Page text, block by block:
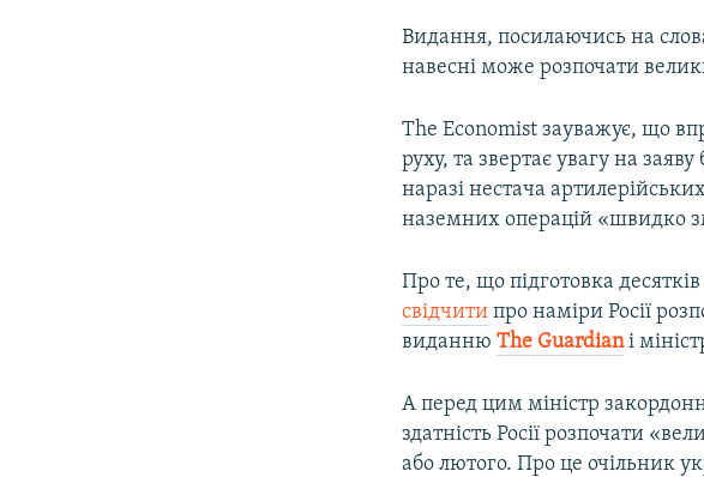
Видання, посилаючись на
навесні може розпочати
The Economist зауважує, що
руху, та звертає увагу на
наразі нестача
наземних операцій «швидко
Про те, що підготовка
свідчити про наміри Росії
виданнюThe Guardianі
А перед цим міністр
здатність Росії розпочати
або лютого. Про це очільник